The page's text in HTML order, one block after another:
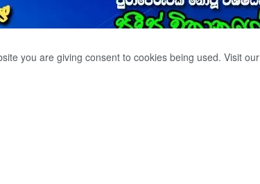
you are giving consent to cookies being used. Visit our